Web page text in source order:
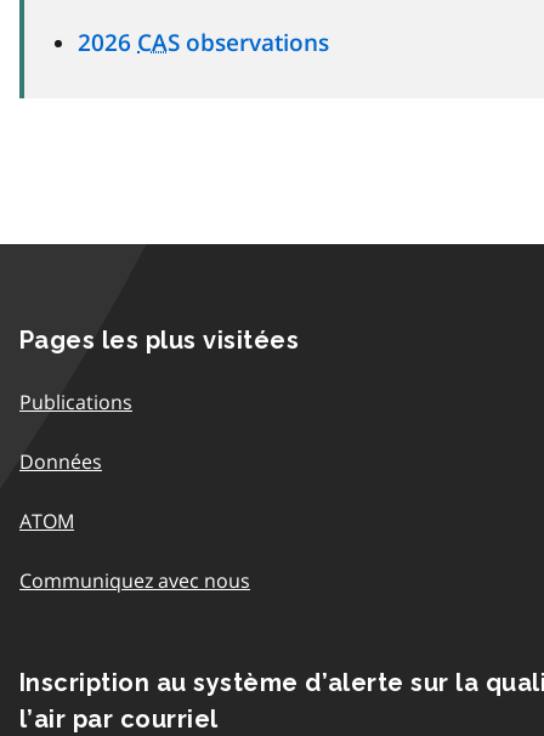
2026 CAS observations
Pages les plus visitées
Publications
Données
ATOM
Communiquez avec nous
Inscription au système d’alerte sur la
l’air par courriel